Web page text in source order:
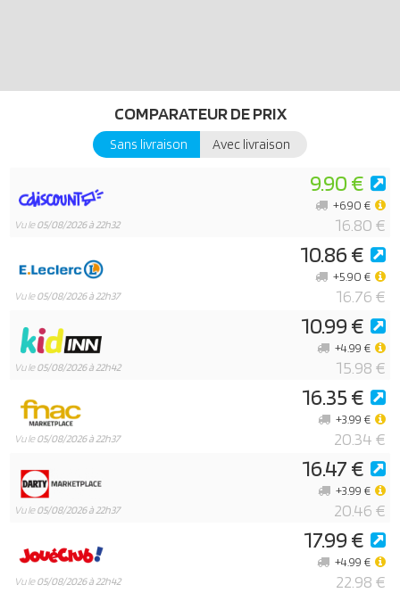
COMPARATEUR DE PRIX
Sans livraison Avec livraison
Vu le05/08/2026 à 22h32
9.90 €
16.80 €
+6.90 €
Vu le05/08/2026 à 22h37
10.86 €
16.76 €
+5.90 €
Vu le05/08/2026 à 22h42
10.99 €
15.98 €
+4.99 €
Vu le05/08/2026 à 22h37
16.35 €
20.34 €
+3.99 €
Vu le05/08/2026 à 22h37
16.47 €
20.46 €
+3.99 €
Vu le05/08/2026 à 22h42
17.99 €
22.98 €
+4.99 €